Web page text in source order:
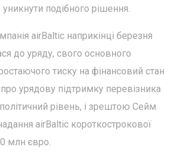
подібного рішення.
airBaltic наприкінці березня
до уряду, свого основного
тиску на фінансовий стан
урядову підтримку перевізника
рівень, і зрештою Сейм
airBaltic короткострокової
млн євро.